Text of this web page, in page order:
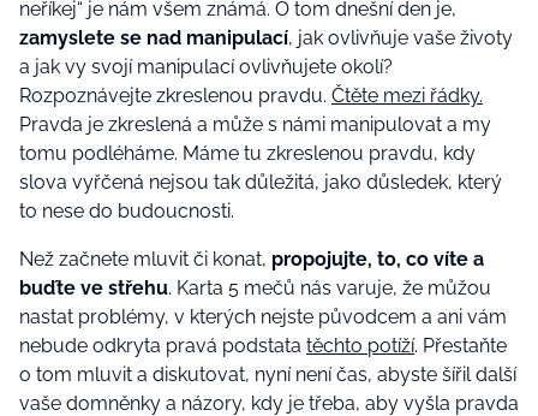
neříkej“ je nám všem známá. O tom dnešní den je,
zamyslete se nad manipulací, jak ovlivňuje vaše životy
a jak vy svojí manipulací ovlivňujete okolí?
Rozpoznávejte zkreslenou pravdu. Čtěte mezi řádky.
Pravda je zkreslená a může s námi manipulovat a my
tomu podléháme. Máme tu zkreslenou pravdu, kdy
slova vyřčená nejsou tak důležitá, jako důsledek, který
to nese do budoucnosti.
Než začnete mluvit či konat, propojujte, to, co víte a
buďte ve střehu. Karta 5 mečů nás varuje, že můžou
nastat problémy, v kterých nejste původcem a ani vám
nebude odkryta pravá podstata těchto potíží. Přestaňte
o tom mluvit a diskutovat, nyní není čas, abyste šířil další
vaše domněnky a názory, kdy je třeba, aby vyšla pravda